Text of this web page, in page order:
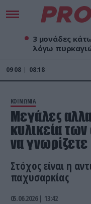
3 μονάδες
λόγω
09 08 08:18
ΚΟΙΝΩΝΙΑ
Μεγάλες
κυλικεία
να γνωρίζετε
Στόχος είναι η
παχυσαρκίας
05.06.2026 | 13:42